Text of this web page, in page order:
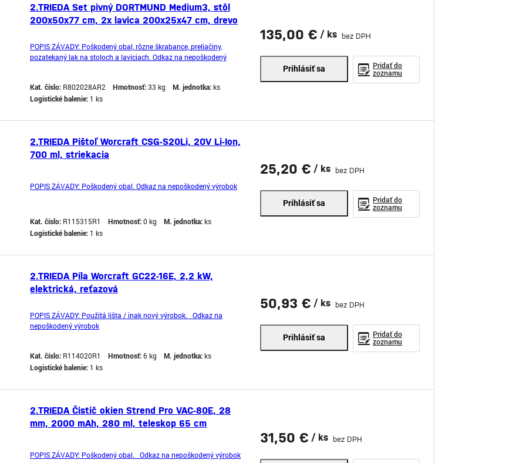
2.TRIEDA Set pivný DORTMUND Medium3, stôl
200x50x77 cm, 2x lavica 200x25x47 cm, drevo
POPIS ZÁVADY: Poškodený obal, rôzne škrabance, preliačiny,
pozatekaný lak na stoloch a laviciach. Odkaz na nepoškodený
Kat. číslo: R802028AR2 Hmotnosť:33 kg M. jednotka:ks
Logistické balenie: 1 ks
135,00 € / ks bez DPH
Prihlásiť sa
Pridať do
zoznamu
2.TRIEDA Pištoľ Worcraft CSG-S20Li, 20V Li-Ion,
700 ml, striekacia
POPIS ZÁVADY: Poškodený obal. Odkaz na nepoškodený výrobok
Kat. číslo: R115315R1 Hmotnosť:0 kg M. jednotka:ks
Logistické balenie: 1 ks
25,20 € / ks bez DPH
Prihlásiť sa
Pridať do
zoznamu
2.TRIEDA Píla Worcraft GC22-16E, 2,2 kW,
elektrická, reťazová
POPIS ZÁVADY: Použitá lišta / inak nový výrobok. Odkaz na
nepoškodený výrobok
Kat. číslo: R114020R1 Hmotnosť:6 kg M. jednotka:ks
Logistické balenie: 1 ks
50,93 € / ks bez DPH
Prihlásiť sa
Pridať do
zoznamu
2.TRIEDA Čistič okien Strend Pro VAC-80E, 28
mm, 2000 mAh, 280 ml, teleskop 65 cm
POPIS ZÁVADY: Poškodený obal. Odkaz na nepoškodený výrobok
31,50 € / ks bez DPH